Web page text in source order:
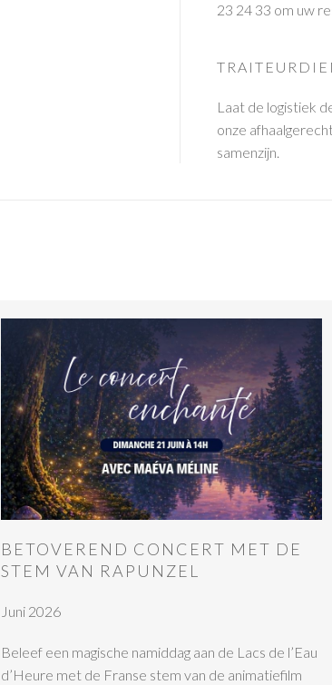
23 24 33 om uw
Laat de logistiek
onze
samenzijn.
BETOVEREND CONCERT MET DE
STEM VAN RAPUNZEL
Juni 2026
Beleef een magische namiddag aan de Lacs de l’Eau
d’Heure met de Franse stem van de animatiefilm